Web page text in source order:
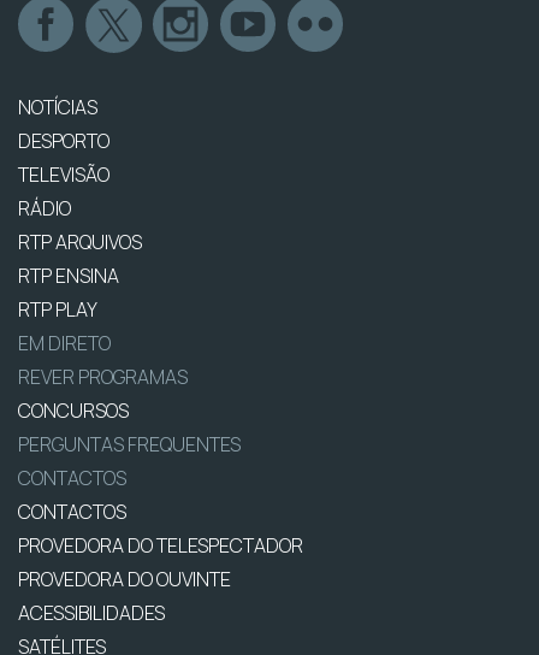
NOTÍCIAS
DESPORTO
TELEVISÃO
RÁDIO
RTP ARQUIVOS
RTP ENSINA
RTP PLAY
EM DIRETO
REVER PROGRAMAS
CONCURSOS
PERGUNTAS FREQUENTES
CONTACTOS
CONTACTOS
PROVEDORA DO TELESPECTADOR
PROVEDORA DO OUVINTE
ACESSIBILIDADES
SATÉLITES